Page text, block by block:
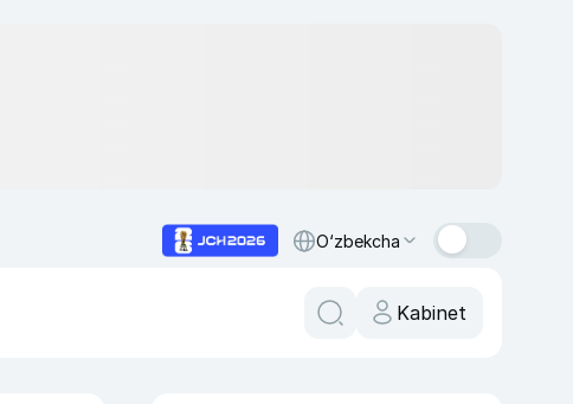
O‘zbekcha
Kabinet